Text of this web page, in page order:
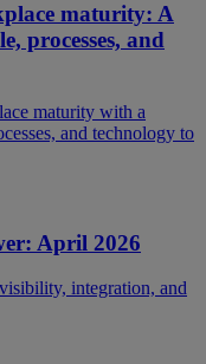
maturity: A
processes, and
maturity with a
and technology to
April 2026
integration, and